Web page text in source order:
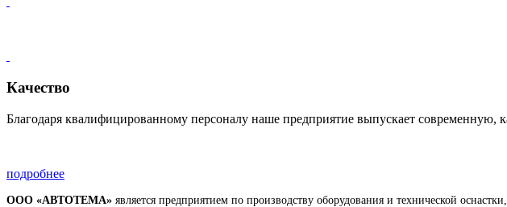
Качество
Благодаря квалифицированному персоналу наше предприятие выпускает
подробнее
ООО «АВТОТЕМА» является предприятием по производству оборудования и технической